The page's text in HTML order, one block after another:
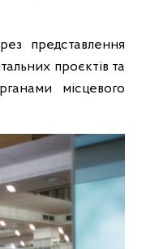
представлення
проєктів та
місцевого